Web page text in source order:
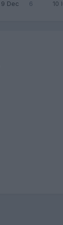
9 Dec 6 10